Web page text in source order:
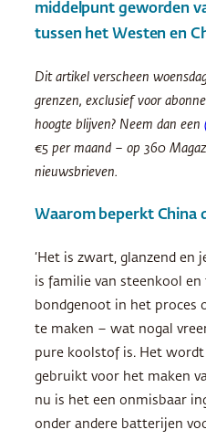
middelpunt geworden
tussen het Westen en
Dit artikel verscheen
grenzen, exclusief voor
hoogte blijven? Neem dan een
€5 per maand – op 360
nieuwsbrieven.
Waarom beperkt China
‘Het is zwart, glanzend en
is familie van steenkool
bondgenoot in het proces
te maken – wat nogal
pure koolstof is. Het wordt
gebruikt voor het maken
nu is het een onmisbaar
onder andere batterijen